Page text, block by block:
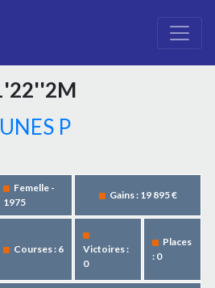
UNES P
Femelle -
1975
Gains : 19 895 €
Courses : 6
Victoires :
0
Places
: 0